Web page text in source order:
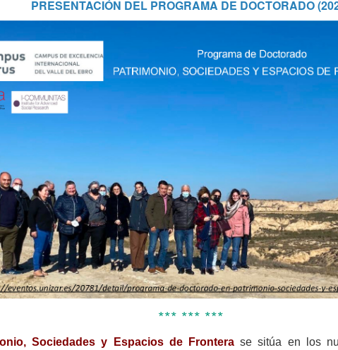
PRESENTACIÓN DEL PROGRAMA DE DOCTORADO
*** *** ***
Sociedades y Espacios de Fronterase sitúa en los